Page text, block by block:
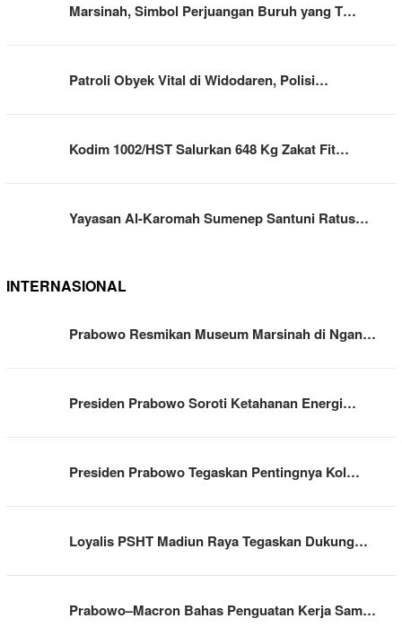
Marsinah, Simbol Perjuangan Buruh yang T…
Patroli Obyek Vital di Widodaren, Polisi…
Kodim 1002/HST Salurkan 648 Kg Zakat Fit…
Yayasan Al-Karomah Sumenep Santuni Ratus…
INTERNASIONAL
Prabowo Resmikan Museum Marsinah di Ngan…
Presiden Prabowo Soroti Ketahanan Energi…
Presiden Prabowo Tegaskan Pentingnya Kol…
Loyalis PSHT Madiun Raya Tegaskan Dukung…
Prabowo–Macron Bahas Penguatan Kerja Sam…